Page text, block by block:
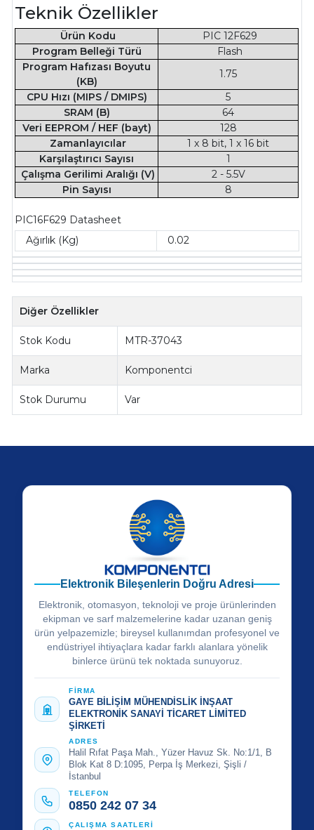
Teknik Özellikler
Ürün Kodu
PIC 12F629
Program Belleği Türü
Flash
Program Hafızası Boyutu
(KB)
1.75
CPU Hızı (MIPS / DMIPS)
5
SRAM (B)
64
Veri EEPROM / HEF (bayt)
128
Zamanlayıcılar
1 x 8 bit, 1 x 16 bit
Karşılaştırıcı Sayısı
1
Çalışma Gerilimi Aralığı (V)
2 - 5.5V
Pin Sayısı
8
PIC16F629 Datasheet
Ağırlık (Kg)
0.02
Diğer Özellikler
Stok Kodu MTR-37043
Marka Komponentci
Stok Durumu Var
Elektronik Bileşenlerin Doğru Adresi
Elektronik, otomasyon, teknoloji ve proje ürünlerinden
ekipman ve sarf malzemelerine kadar uzanan geniş
ürün yelpazemizle; bireysel kullanımdan profesyonel ve
endüstriyel ihtiyaçlara kadar farklı alanlara yönelik
binlerce ürünü tek noktada sunuyoruz.
FİRMA
GAYE BİLİŞİM MÜHENDİSLİK İNŞAAT
ELEKTRONİK SANAYİ TİCARET LİMİTED
ŞİRKETİ
ADRES
Halil Rıfat Paşa Mah., Yüzer Havuz Sk. No:1/1, B
Blok Kat 8 D:1095, Perpa İş Merkezi, Şişli /
İstanbul
TELEFON
0850 242 07 34
ÇALIŞMA SAATLERİ